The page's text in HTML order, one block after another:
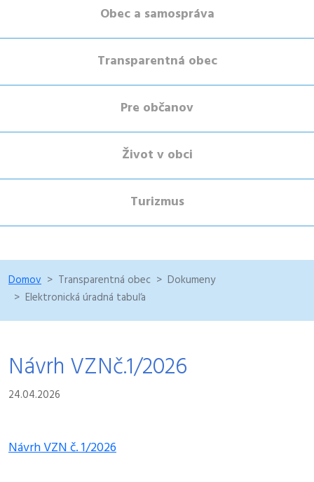
Obec a samospráva
Transparentná obec
Pre občanov
Život v obci
Turizmus
Domov Transparentná obec
Dokumeny
Elektronická úradná tabuľa
Návrh VZNč.1/2026
24.04.2026
Návrh VZN č. 1/2026